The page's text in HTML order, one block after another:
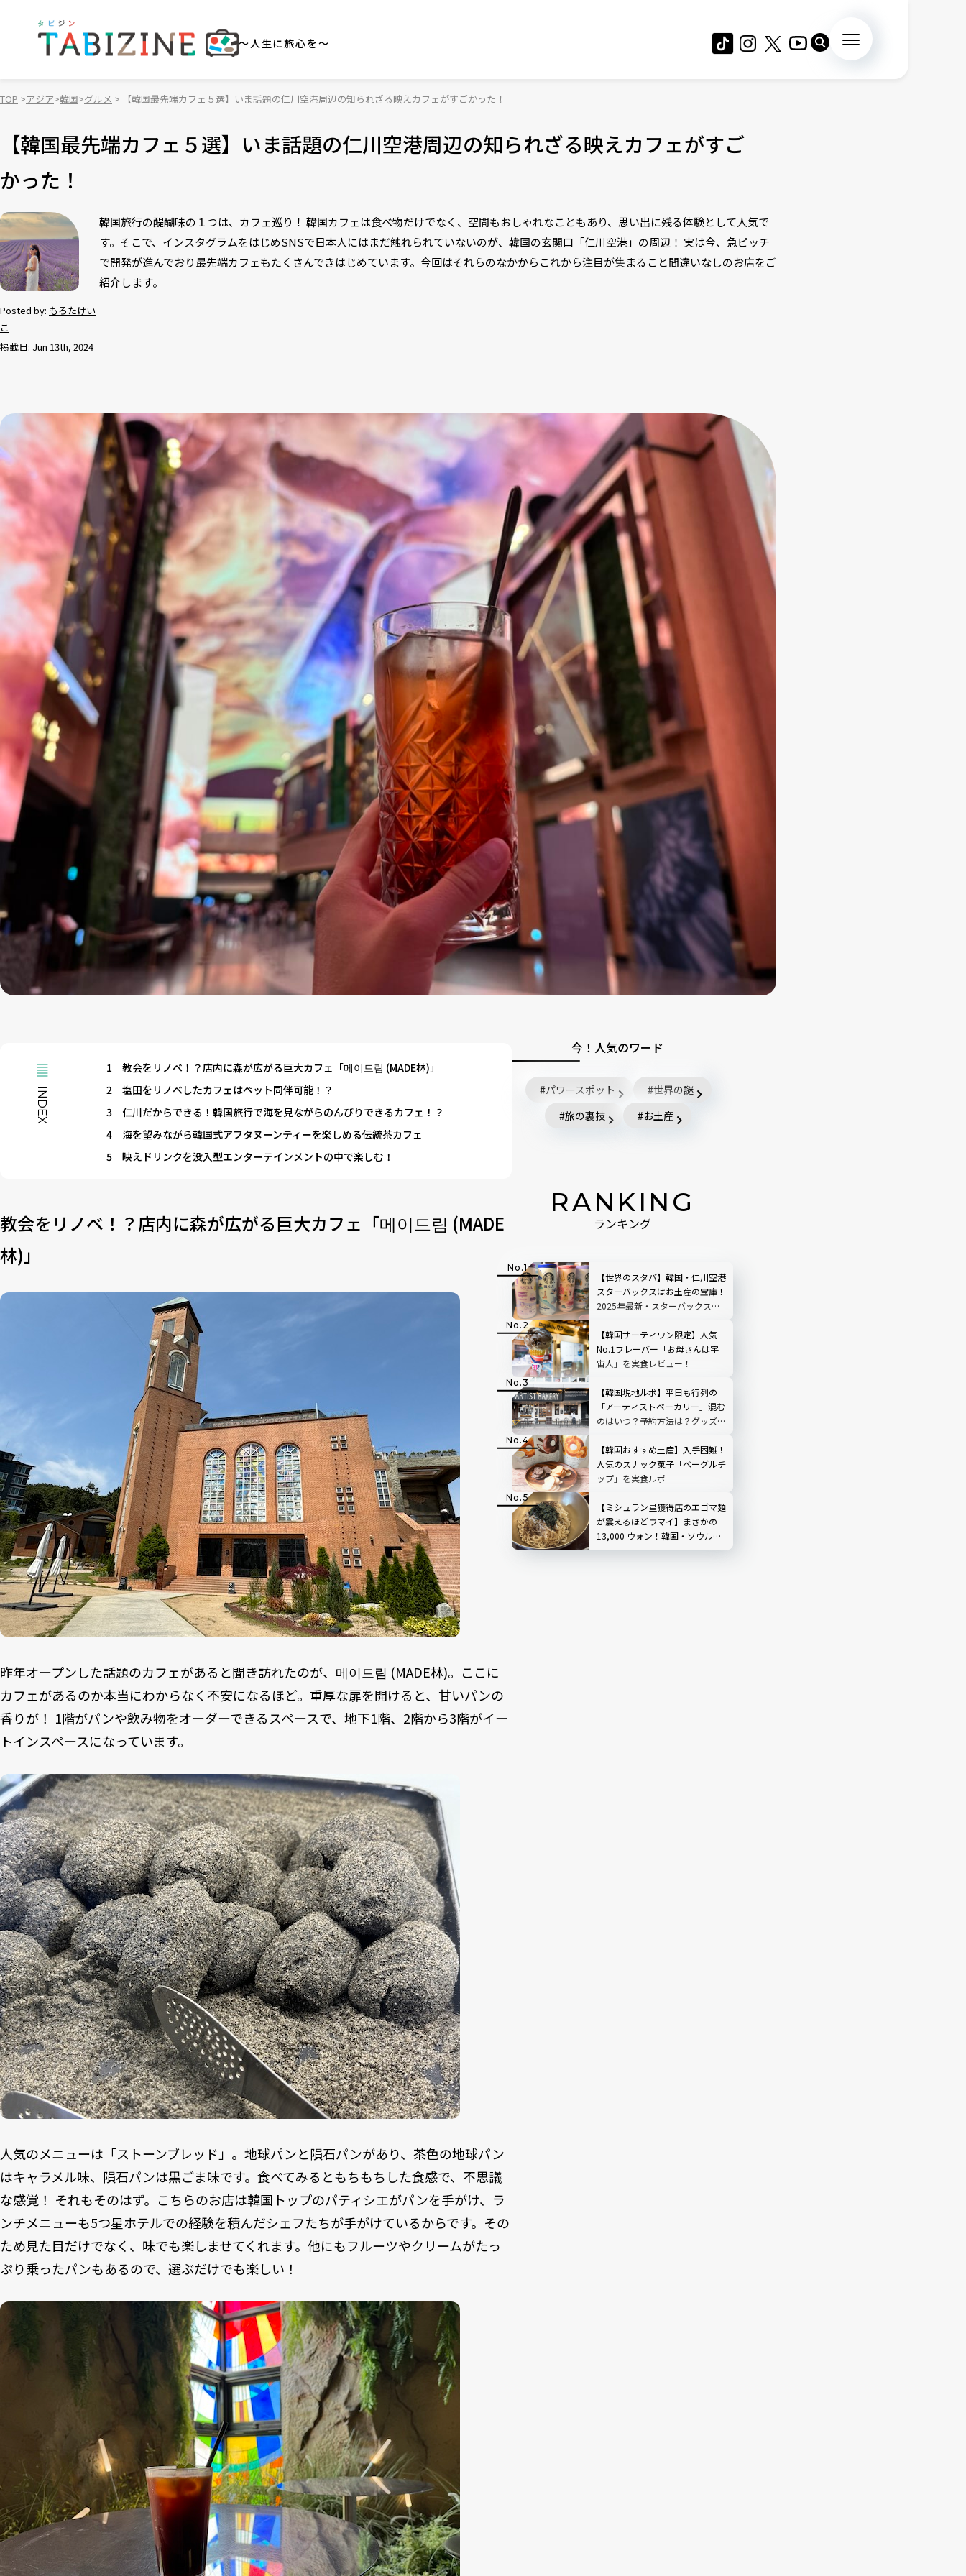
～人生に旅心を～
TOP アジア 韓国 グルメ 【韓国最先端カフェ５選】いま話題の仁川空港周辺の知られざる映えカフェがすごかった！
【韓国最先端カフェ５選】いま話題の仁川空港周辺の知られざる映えカフェがすご
かった！
Posted by: もろたけい
こ
掲載日: Jun 13th, 2024
韓国旅行の醍醐味の１つは、カフェ巡り！ 韓国カフェは食べ物だけでなく、空間もおしゃれなこともあり、思い出に残る体験として人気で
す。そこで、インスタグラムをはじめSNSで日本人にはまだ触れられていないのが、韓国の玄関口「仁川空港」の周辺！ 実は今、急ピッチ
で開発が進んでおり最先端カフェもたくさんできはじめています。今回はそれらのなかからこれから注目が集まること間違いなしのお店をご
紹介します。
INDEX
1
教会をリノベ！？店内に森が広がる巨大カフェ「메이드림 (MADE林)」
2
塩田をリノベしたカフェはペット同伴可能！？
3
仁川だからできる！韓国旅行で海を見ながらのんびりできるカフェ！？
4
海を望みながら韓国式アフタヌーンティーを楽しめる伝統茶カフェ
5
映えドリンクを没入型エンターテインメントの中で楽しむ！
教会をリノベ！？店内に森が広がる巨大カフェ「메이드림 (MADE
林)」
昨年オープンした話題のカフェがあると聞き訪れたのが、메이드림 (MADE林)。ここに
カフェがあるのか本当にわからなく不安になるほど。重厚な扉を開けると、甘いパンの
香りが！ 1階がパンや飲み物をオーダーできるスペースで、地下1階、2階から3階がイー
トインスペースになっています。
人気のメニューは「ストーンブレッド」。地球パンと隕石パンがあり、茶色の地球パン
はキャラメル味、隕石パンは黒ごま味です。食べてみるともちもちした食感で、不思議
な感覚！ それもそのはず。こちらのお店は韓国トップのパティシエがパンを手がけ、ラ
ンチメニューも5つ星ホテルでの経験を積んだシェフたちが手がけているからです。その
ため見た目だけでなく、味でも楽しませてくれます。他にもフルーツやクリームがたっ
ぷり乗ったパンもあるので、選ぶだけでも楽しい！
今！人気のワード
パワースポット
世界の謎
旅の裏技
お土産
RANKING
ランキング
【世界のスタバ】韓国・仁川空港
スターバックスはお土産の宝庫！
2025年最新・スターバックス限
【韓国サーティワン限定】人気
No.1フレーバー「お母さんは宇
宙人」を実食レビュー！
【韓国現地ルポ】平日も行列の
「アーティストベーカリー」混む
のはいつ？予約方法は？グッズも
【韓国おすすめ土産】入手困難！
人気のスナック菓子「ベーグルチ
ップ」を実食ルポ
【ミシュラン星獲得店のエゴマ麺
が震えるほどウマイ】まさかの
13,000 ウォン！韓国・ソウル
「ミョンソウル」完全ガイド